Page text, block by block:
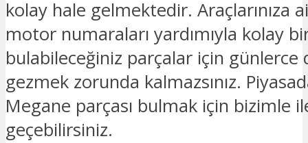
kolay hale gelmektedir. Araçlarınıza
motor numaraları yardımıyla kolay
bulabileceğiniz parçalar için günlerce
gezmek zorunda kalmazsınız.
Megane parçası bulmak için bizimle
geçebilirsiniz.